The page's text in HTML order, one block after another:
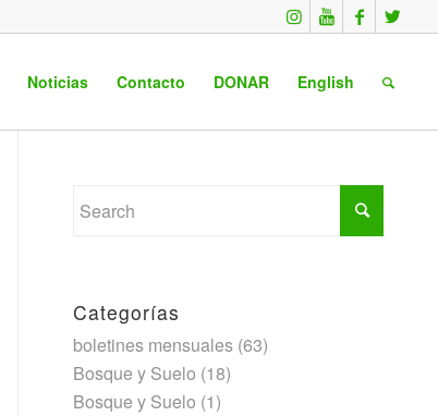
Noticias Contacto DONAR English
Categorías
boletines mensuales (63)
Bosque y Suelo (18)
Bosque y Suelo (1)